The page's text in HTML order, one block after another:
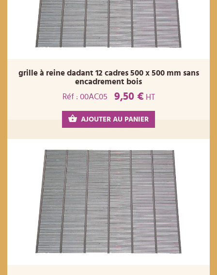
grille à reine dadant 12 cadres 500 x 500 mm sans
encadrement bois
Réf : 00AC05
9,50 € HT
AJOUTER AU PANIER